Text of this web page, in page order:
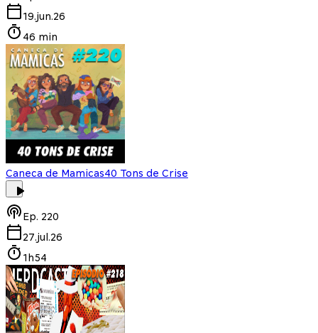
19.jun.26
46 min
Caneca de Mamicas40 Tons de Crise
Ep. 220
27.jul.26
1h54